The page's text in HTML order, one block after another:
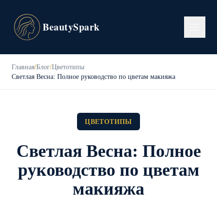
BeautySpark
Главная/Блог/Цветотипы
Светлая Весна: Полное руководство по цветам макияжа
ЦВЕТОТИПЫ
Светлая Весна: Полное
руководство по цветам
макияжа